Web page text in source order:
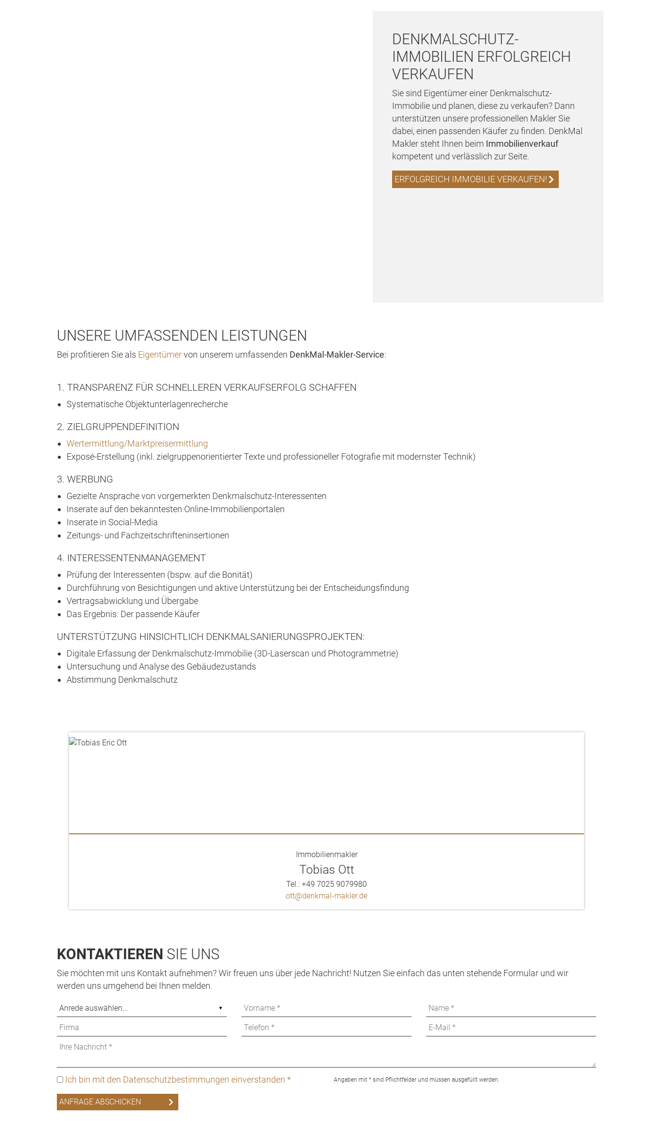
DENKMALSCHUTZ-
IMMOBILIEN ERFOLGREICH
VERKAUFEN
Sie sind Eigentümer einer Denkmalschutz-
Immobilie und planen, diese zu verkaufen? Dann
unterstützen unsere professionellen Makler Sie
dabei, einen passenden Käufer zu finden. DenkMal
Makler steht Ihnen beim Immobilienverkauf
kompetent und verlässlich zur Seite.
ERFOLGREICH IMMOBILIE VERKAUFEN!
UNSERE UMFASSENDEN LEISTUNGEN
Bei profitieren Sie als Eigentümervon unserem umfassenden DenkMal-Makler-Service:
1. TRANSPARENZ FÜR SCHNELLEREN VERKAUFSERFOLG SCHAFFEN
Systematische Objektunterlagenrecherche
2. ZIELGRUPPENDEFINITION
Wertermittlung/Marktpreisermittlung
Exposé-Erstellung (inkl. zielgruppenorientierter Texte und professioneller Fotografie mit modernster Technik)
3. WERBUNG
Gezielte Ansprache von vorgemerkten Denkmalschutz-Interessenten
Inserate auf den bekanntesten Online-Immobilienportalen
Inserate in Social-Media
Zeitungs- und Fachzeitschrifteninsertionen
4. INTERESSENTENMANAGEMENT
Prüfung der Interessenten (bspw. auf die Bonität)
Durchführung von Besichtigungen und aktive Unterstützung bei der Entscheidungsfindung
Vertragsabwicklung und Übergabe
Das Ergebnis: Der passende Käufer
UNTERSTÜTZUNG HINSICHTLICH DENKMALSANIERUNGSPROJEKTEN:
Digitale Erfassung der Denkmalschutz-Immobilie (3D-Laserscan und Photogrammetrie)
Untersuchung und Analyse des Gebäudezustands
Abstimmung Denkmalschutz
Immobilienmakler
Tobias Ott
Tel.: +49 7025 9079980
ott@denkmal-makler.de
KONTAKTIEREN SIE UNS
Sie möchten mit uns Kontakt aufnehmen? Wir freuen uns über jede Nachricht! Nutzen Sie einfach das unten stehende Formular und wir
werden uns umgehend bei Ihnen melden.
Ich bin mit den Datenschutzbestimmungen einverstanden * Angaben mit * sind Pflichtfelder und müssen ausgefüllt werden.